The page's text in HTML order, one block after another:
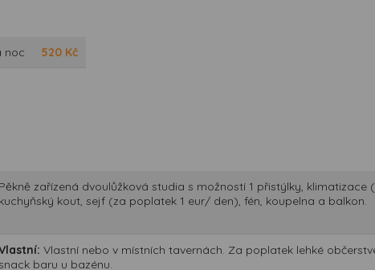
noc 520 Kč
zařízená dvoulůžková studia s možností 1 přistýlky, klimatizace
kout, sejf (za poplatek 1 eur/ den), fén, koupelna a balkon.
Vlastní nebo v místních tavernách. Za poplatek lehké
baru u bazénu.